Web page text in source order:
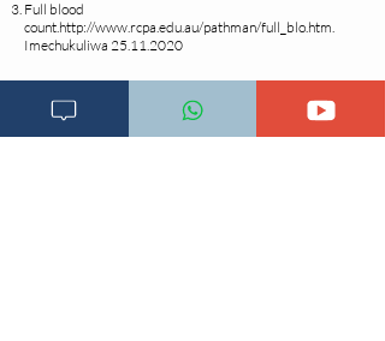
Full blood
count.http://www.rcpa.edu.au/pathman/full_blo.htm.
Imechukuliwa 25.11.2020
Changia kuwezesha